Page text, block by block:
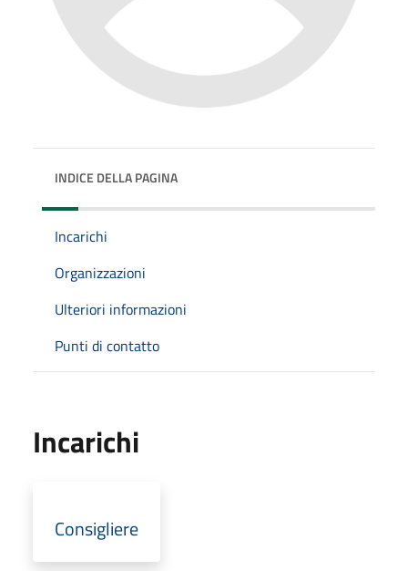
INDICE DELLA PAGINA
Incarichi
Organizzazioni
Ulteriori informazioni
Punti di contatto
Incarichi
Consigliere